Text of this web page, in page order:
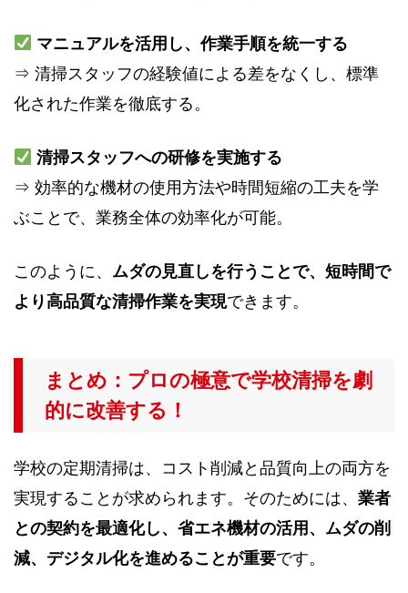
マニュアルを活用し、作業手順を統一する
⇒ 清掃スタッフの経験値による差をなくし、標準
化された作業を徹底する。
清掃スタッフへの研修を実施する
⇒ 効率的な機材の使用方法や時間短縮の工夫を学
ぶことで、業務全体の効率化が可能。
このように、 ムダの見直しを行うことで、短時間で
より高品質な清掃作業を実現できます。
まとめ：プロの極意で学校清掃を劇
的に改善する！
学校の定期清掃は、コスト削減と品質向上の両方を
実現することが求められます。そのためには、 業者
との契約を最適化し、省エネ機材の活用、ムダの削
減、デジタル化を進めることが重要です。